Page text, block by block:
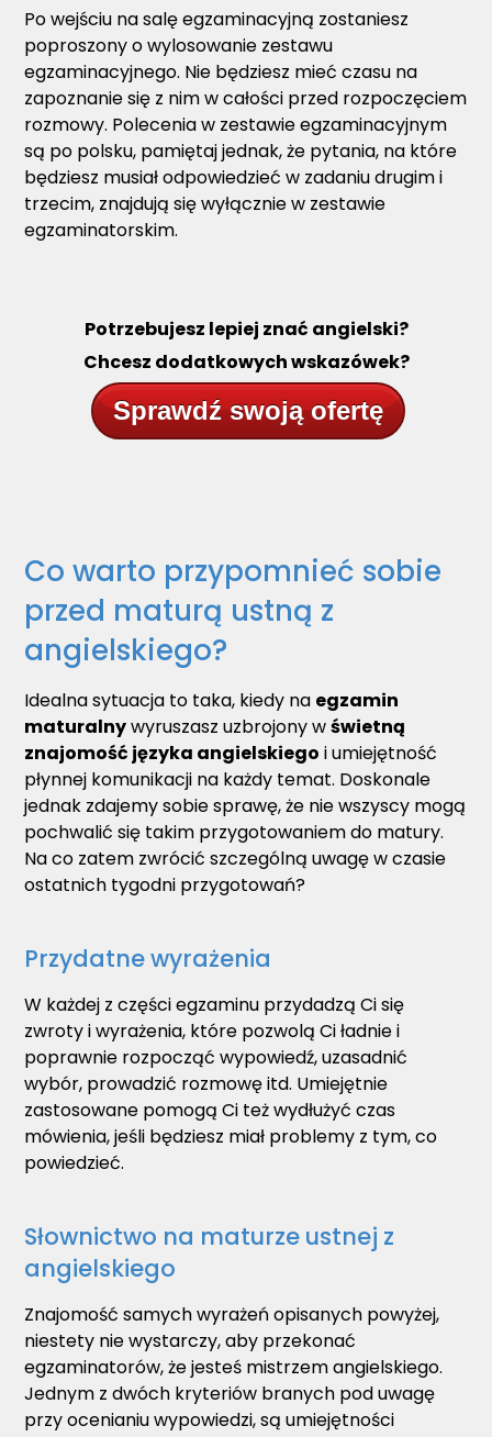
Po wejściu na salę egzaminacyjną zostaniesz
poproszony o wylosowanie zestawu
egzaminacyjnego. Nie będziesz mieć czasu na
zapoznanie się z nim w całości przed rozpoczęciem
rozmowy. Polecenia w zestawie egzaminacyjnym
są po polsku, pamiętaj jednak, że pytania, na które
będziesz musiał odpowiedzieć w zadaniu drugim i
trzecim, znajdują się wyłącznie w zestawie
egzaminatorskim.
Potrzebujesz lepiej znać angielski?
Chcesz dodatkowych wskazówek?
Sprawdź swoją ofertę
Co warto przypomnieć sobie
przed maturą ustną z
angielskiego?
Idealna sytuacja to taka, kiedy na egzamin
maturalnywyruszasz uzbrojony wświetną
znajomość języka angielskiego i umiejętność
płynnej komunikacji na każdy temat. Doskonale
jednak zdajemy sobie sprawę, że nie wszyscy mogą
pochwalić się takim przygotowaniem do matury.
Na co zatem zwrócić szczególną uwagę w czasie
ostatnich tygodni przygotowań?
Przydatne wyrażenia
W każdej z części egzaminu przydadzą Ci się
zwroty i wyrażenia, które pozwolą Ci ładnie i
poprawnie rozpocząć wypowiedź, uzasadnić
wybór, prowadzić rozmowę itd. Umiejętnie
zastosowane pomogą Ci też wydłużyć czas
mówienia, jeśli będziesz miał problemy z tym, co
powiedzieć.
Słownictwo na maturze ustnej z
angielskiego
Znajomość samych wyrażeń opisanych powyżej,
niestety nie wystarczy, aby przekonać
egzaminatorów, że jesteś mistrzem angielskiego.
Jednym z dwóch kryteriów branych pod uwagę
przy ocenianiu wypowiedzi, są umiejętności